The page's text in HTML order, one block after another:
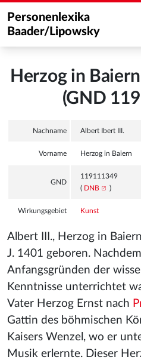
Personenlexika
Baader/Lipowsky
Herzog in
(GND
Nachname Albert Ibert III.
Vorname Herzog in Baiern
GND
119111349
( DNB )
Wirkungsgebiet Kunst
Albert III., Herzog in
J. 1401 geboren.
Anfangsgründen der
Kenntnisse unterrichtet
Vater Herzog Ernst nach
Gattin des böhmischen
Kaisers Wenzel, wo er
Musik erlernte. Dieser